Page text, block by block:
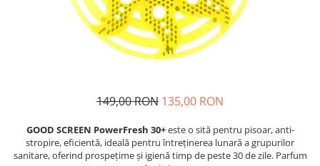
149,00 RON 135,00 RON
GOOD SCREEN PowerFresh 30+este o sită pentru pisoar, anti-
stropire, eficientă, ideală pentru întreținerea lunară a grupurilor
sanitare, oferind prospețime și igienă timp de peste 30 de zile. Parfum